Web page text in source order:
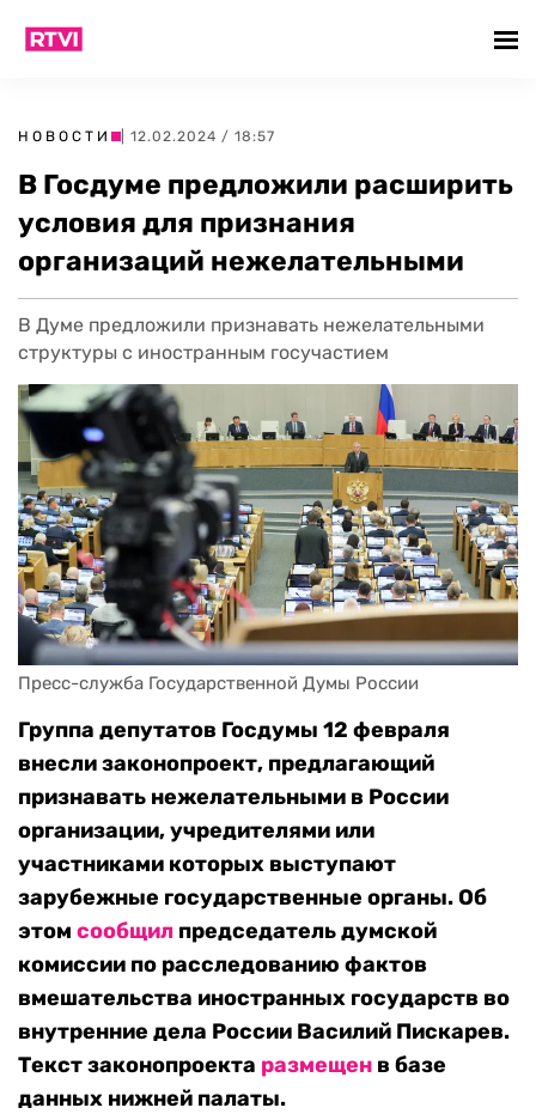
НОВОСТИ | 12.02.2024 / 18:57
В Госдуме предложили расширить
условия для признания
организаций нежелательными
В Думе предложили признавать нежелательными
структуры с иностранным госучастием
Пресс-служба Государственной Думы России
Группа депутатов Госдумы 12 февраля
внесли законопроект, предлагающий
признавать нежелательными в России
организации, учредителями или
участниками которых выступают
зарубежные государственные органы. Об
этом сообщил председатель думской
комиссии по расследованию фактов
вмешательства иностранных государств во
внутренние дела России Василий Пискарев.
Текст законопроекта размещен в базе
данных нижней палаты.